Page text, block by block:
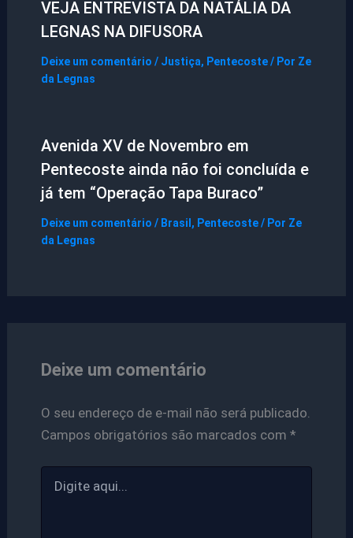
VEJA ENTREVISTA DA NATÁLIA DA
LEGNAS NA DIFUSORA
Deixe um comentário / Justiça, Pentecoste/ Por Ze
da Legnas
Avenida XV de Novembro em
Pentecoste ainda não foi concluída e
já tem “Operação Tapa Buraco”
Deixe um comentário / Brasil , Pentecoste/ Por Ze
da Legnas
Deixe um comentário
O seu endereço de e-mail não será publicado.
Campos obrigatórios são marcados com *
aqui...